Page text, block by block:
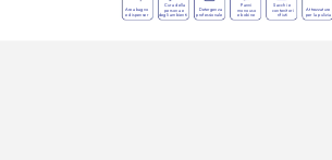
Area bag no
e dispenser
Cura della
persona e
degli ambienti
Detergenza
professionale
Panni
monouso
e bobine
Sacchi e
contenitori
rifiuti
Attrezzature
per la pulizia